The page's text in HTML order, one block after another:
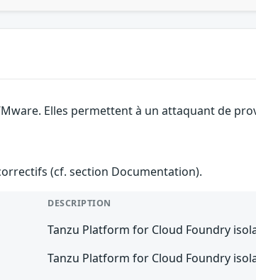
Elles permettent à un attaquant de
(cf. section Documentation).
DESCRIPTION
Tanzu Platform for Cloud Foundry
Tanzu Platform for Cloud Foundry